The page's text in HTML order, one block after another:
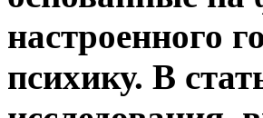
настроенного
психику. В